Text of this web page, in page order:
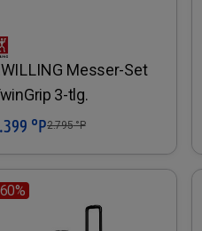
Messer-Set
3-tlg.
In den Warenkorb
°P2.795°P